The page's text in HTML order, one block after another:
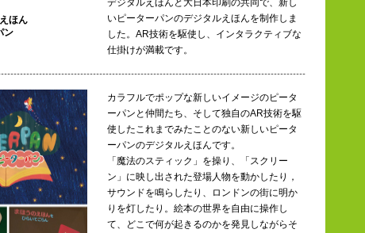
ほん
ン
デジタルえほんと大日本印刷の共同で、新し
いピーターパンのデジタルえほんを制作しま
した。AR技術を駆使し、インタラクティブな
仕掛けが満載です。
カラフルでポップな新しいイメージのピータ
ーパンと仲間たち、そして独自のAR技術を駆
使したこれまでみたことのない新しいピータ
ーパンのデジタルえほんです。
「魔法のスティック」を操り、「スクリー
ン」に映し出された登場人物を動かしたり，
サウンドを鳴らしたり、ロンドンの街に明か
りを灯したり。絵本の世界を自由に操作し
て、どこで何が起きるのかを発見しながらそ